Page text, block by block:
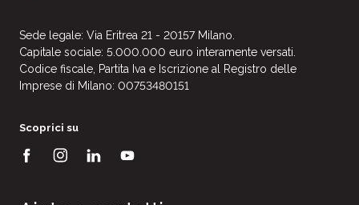
Sede legale: Via Eritrea 21 - 20157 Milano.
Capitale sociale: 5.000.000 euro interamente versati.
Codice fiscale, Partita Iva e Iscrizione al Registro delle
Imprese di Milano: 00753480151
Scoprici su